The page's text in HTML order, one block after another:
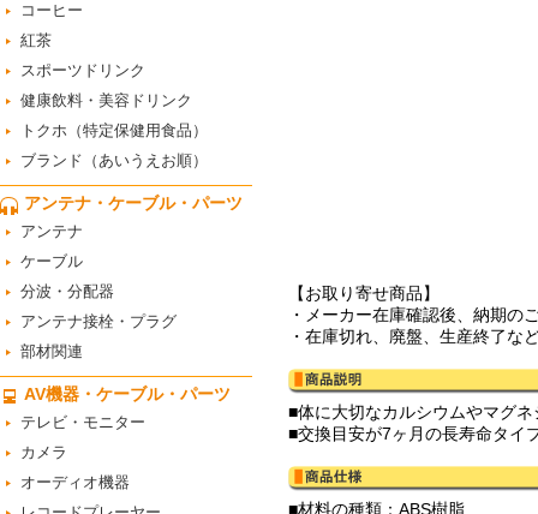
コーヒー
紅茶
スポーツドリンク
健康飲料・美容ドリンク
トクホ（特定保健用食品）
ブランド（あいうえお順）
アンテナ・ケーブル・パーツ
アンテナ
ケーブル
分波・分配器
アンテナ接栓・プラグ
部材関連
AV機器・ケーブル・パーツ
テレビ・モニター
カメラ
オーディオ機器
【お取り寄せ商品】
・メーカー在庫確認後、納期の
・在庫切れ、廃盤、生産終了な
■体に大切なカルシウムやマグ
■交換目安が7ヶ月の長寿命タイ
■材料の種類：ABS樹脂